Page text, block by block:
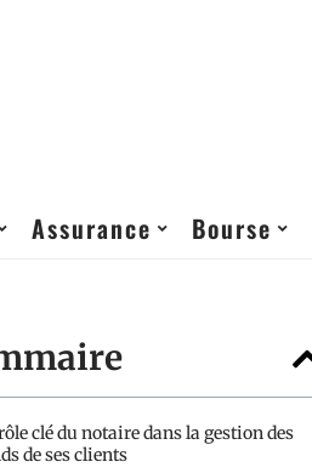
Assurance Bourse
clé du notaire dans la gestion des
de ses clients